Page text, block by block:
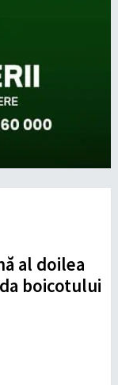
al doilea
boicotului